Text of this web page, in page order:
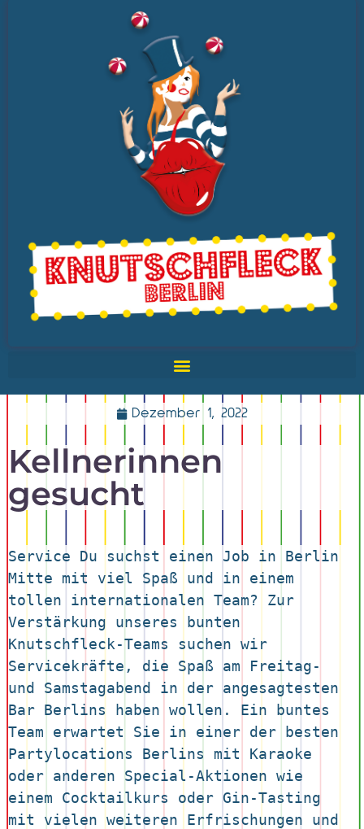
Dezember 1, 2022
Kellnerinnen
gesucht
Service Du suchst einen Job in Berlin
Mitte mit viel Spaß und in einem
tollen internationalen Team? Zur
Verstärkung unseres bunten
Knutschfleck-Teams suchen wir
Servicekräfte, die Spaß am Freitag-
und Samstagabend in der angesagtesten
Bar Berlins haben wollen. Ein buntes
Team erwartet Sie in einer der besten
Partylocations Berlins mit Karaoke
oder anderen Special-Aktionen wie
einem Cocktailkurs oder Gin-Tasting
mit vielen weiteren Erfrischungen und